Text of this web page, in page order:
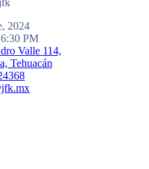
2024
PM
Valle 114,
Tehuacán